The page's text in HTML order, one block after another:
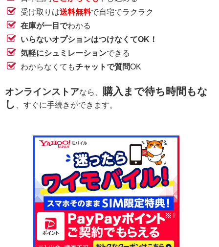
受け取りは送料無料で自宅でラクラク
在庫が一目でわかる
いらないオプションはつけなくてOK！
気軽にシュミレーションできる
わからなくてもチャットで質問OK
オンラインストアなら、 購入まで待ち時間もな
し 、すぐに手続きができます。